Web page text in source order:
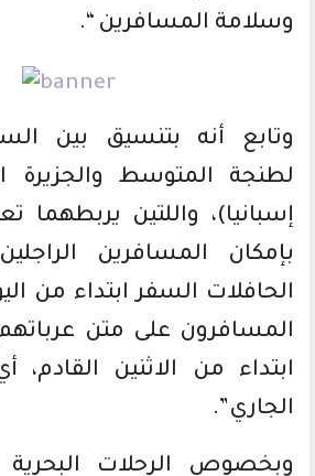
وسلامة المسافرين “.
وتابع أنه بتنسيق بين
لطنجة المتوسط والجزيرة
إسبانيا)، واللتين يربطهما
بإمكان المسافرين
الحافلات السفر ابتداء من
المسافرون على متن
الجاري”.
وبخصوص الرحلات البحرية